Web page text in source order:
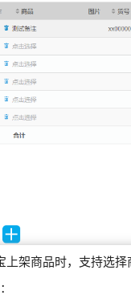
上架商品时，支持选